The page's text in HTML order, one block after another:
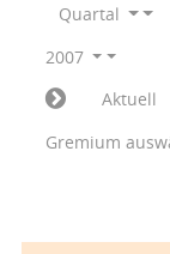
Quartal
2007
Aktuell
Gremium